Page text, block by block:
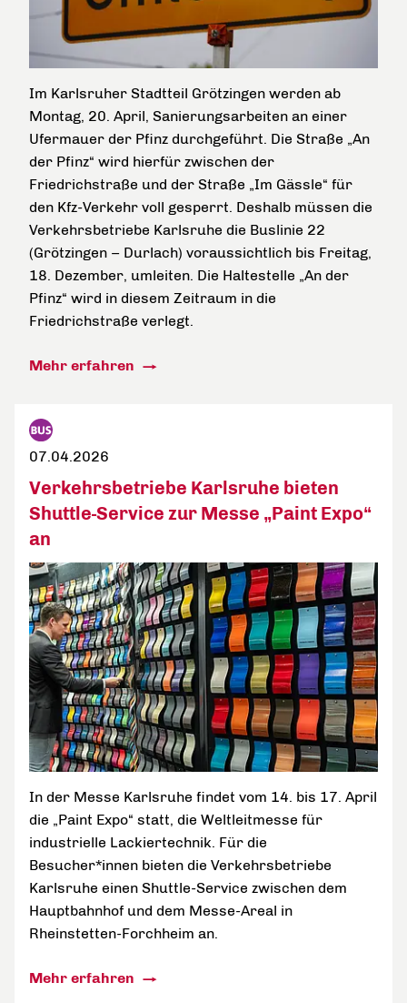
Im Karlsruher Stadtteil Grötzingen werden ab
Montag, 20. April, Sanierungsarbeiten an einer
Ufermauer der Pfinz durchgeführt. Die Straße „An
der Pfinz“ wird hierfür zwischen der
Friedrichstraße und der Straße „Im Gässle“ für
den Kfz-Verkehr voll gesperrt. Deshalb müssen die
Verkehrsbetriebe Karlsruhe die Buslinie 22
(Grötzingen – Durlach) voraussichtlich bis Freitag,
18. Dezember, umleiten. Die Haltestelle „An der
Pfinz“ wird in diesem Zeitraum in die
Friedrichstraße verlegt.
Mehr erfahren
07.04.2026
Verkehrsbetriebe Karlsruhe bieten
Shuttle-Service zur Messe „Paint Expo“
an
In der Messe Karlsruhe findet vom 14. bis 17. April
die „Paint Expo“ statt, die Weltleitmesse für
industrielle Lackiertechnik. Für die
Besucher*innen bieten die Verkehrsbetriebe
Karlsruhe einen Shuttle-Service zwischen dem
Hauptbahnhof und dem Messe-Areal in
Rheinstetten-Forchheim an.
Mehr erfahren